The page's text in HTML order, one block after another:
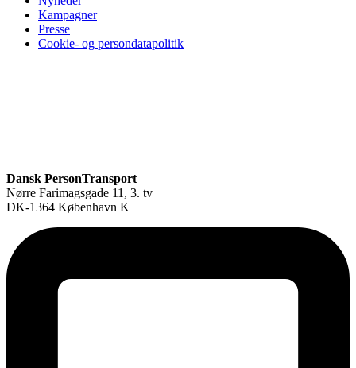
Kampagner
Presse
Cookie- og persondatapolitik
Dansk PersonTransport
Nørre Farimagsgade 11, 3. tv
DK-1364 København K